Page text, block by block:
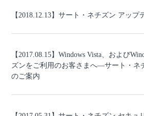
【2018.12.13】サート・ネチズン アップ
【2017.08.15】Windows Vista、および
ズンをご利用のお客さまへ―サート・ネ
のご案内